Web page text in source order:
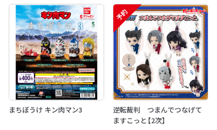
まちぼうけ キン肉マン3
予約
逆転裁判 つまんでつなげて
ますこっと【2次】